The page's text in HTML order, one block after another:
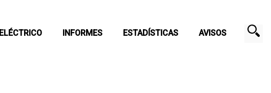
INFORMES ESTADÍSTICAS AVISOS